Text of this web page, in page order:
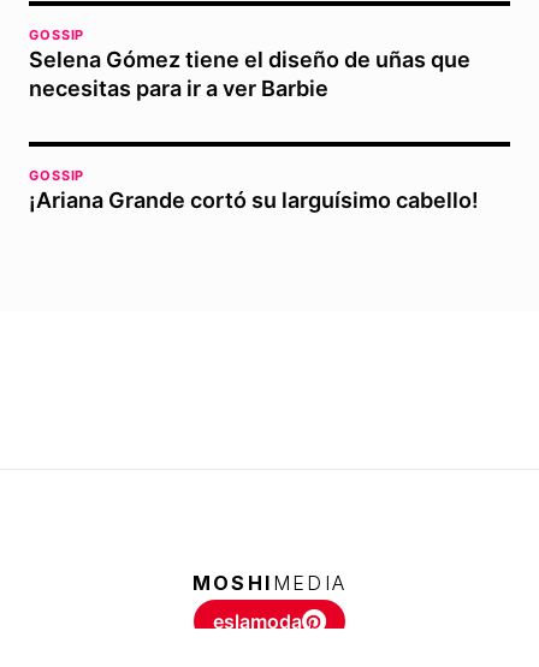
GOSSIP
Selena Gómez tiene el diseño de uñas que
necesitas para ir a ver Barbie
GOSSIP
¡Ariana Grande cortó su larguísimo cabello!
MOSHI MEDIA
eslamoda